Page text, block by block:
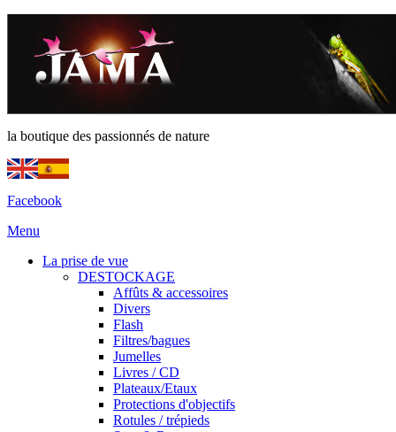
la boutique des passionnés de nature
Facebook
Menu
La prise de vue
DESTOCKAGE
Affûts & accessoires
Divers
Flash
Filtres/bagues
Jumelles
Livres / CD
Plateaux/Etaux
Protections d'objectifs
Rotules / trépieds